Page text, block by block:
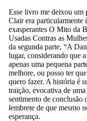
Esse livro me deixou um
Clair era particularmente
exasperantes O Mito da
Usadas Contras as
da segunda parte, “A
lugar, considerando que
apenas uma pequena
melhore, ou posso ter
quero fazer. A história é
traição, evocativa de
sentimento de
lembrete de que mesmo
esperança.